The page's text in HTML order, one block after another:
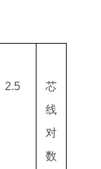
2.5
芯
线
对
数